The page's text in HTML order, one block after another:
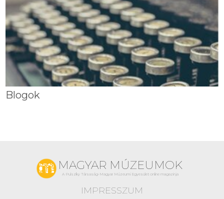
Blogok
MAGYAR MÚZEUMOK
A Pulszky Társaság-Magyar Múzeumi Egyesület online magazinja
IMPRESSZUM